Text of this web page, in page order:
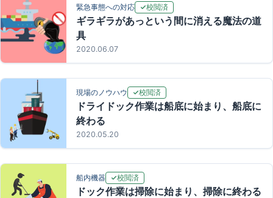
緊急事態への対応 校閲済
ギラギラがあっという間に消える魔法の道
具
2020.06.07
現場のノウハウ 校閲済
ドライドック作業は船底に始まり、船底に
終わる
2020.05.20
船内機器 校閲済
ドック作業は掃除に始まり、掃除に終わる